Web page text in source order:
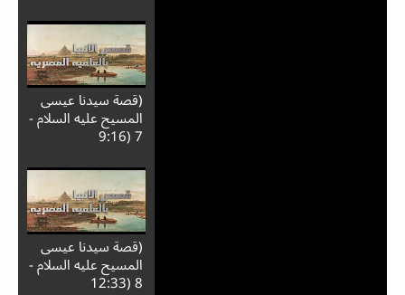
(قصة سيدنا عيسى
المسيح عليه السلام -
7 (9:16
(قصة سيدنا عيسى
المسيح عليه السلام -
8 (12:33